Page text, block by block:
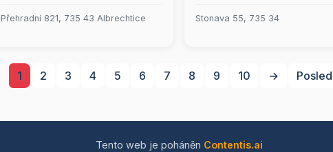
milovníky italské kuchyně. Od
víkendech se nechte rozmazlovat
naší minutkovou kuchyní, která
Wi-Fi připojení, abyste mohli být
Přehradní 821, 735 43 Albrechtice Stonava 55, 735 34
1 2 3 4 5 6 7 8 9 10 →
Tento web je poháněn Contentis.ai